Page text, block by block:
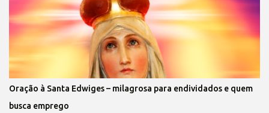
Oração à Santa Edwiges – milagrosa para endividados e quem
busca emprego